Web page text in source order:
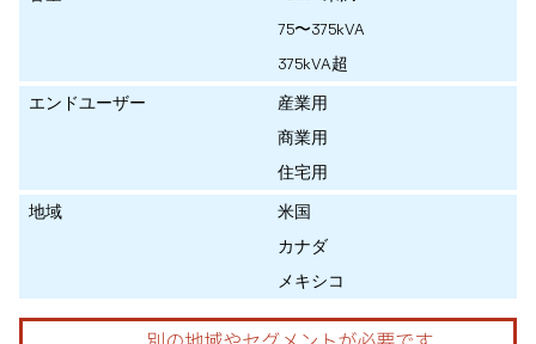
75〜375kVA
375kVA超
エンドユーザー
産業用
商業用
住宅用
地域
米国
カナダ
メキシコ